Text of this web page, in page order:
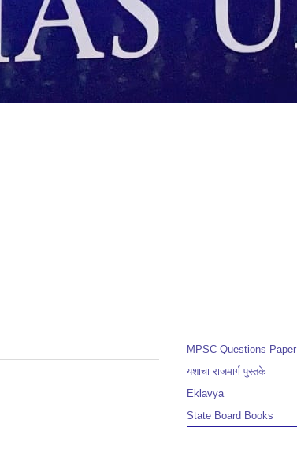
MPSC Questions Paper
यशाचा राजमार्ग पुस्तके
Eklavya
State Board Books